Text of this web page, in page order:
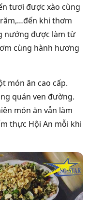
tươi được xào cùng
khi thơm
nướng được làm từ
cùng hành hương
món ăn cao cấp.
quán ven đường.
món ăn vẫn làm
thực Hội An mỗi khi